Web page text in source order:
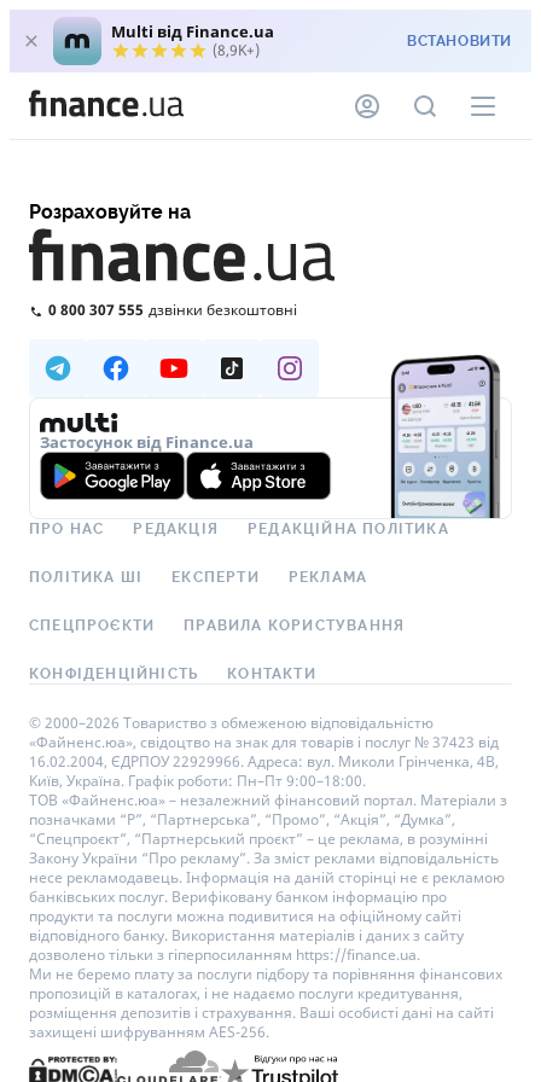
Multi від Finance.ua
(8,9K+) ВСТАНОВИТИ
Розраховуйте на
0 800 307 555 дзвінки безкоштовні
Застосунок від Finance.ua
ПРО НАС РЕДАКЦІЯ РЕДАКЦІЙНА ПОЛІТИКА
ПОЛІТИКА ШІ ЕКСПЕРТИ РЕКЛАМА
СПЕЦПРОЄКТИ ПРАВИЛА КОРИСТУВАННЯ
КОНФІДЕНЦІЙНІСТЬ КОНТАКТИ
© 2000–2026 Товариство з обмеженою відповідальністю
«Файненс.юа», свідоцтво на знак для товарів і послуг № 37423 від
16.02.2004, ЄДРПОУ 22929966. Адреса: вул. Миколи Грінченка, 4В,
Київ, Україна. Графік роботи: Пн–Пт 9:00–18:00.
ТОВ «Файненс.юа» – незалежний фінансовий портал. Матеріали з
позначками “Р”, “Партнерська”, “Промо”, “Акція”, “Думка”,
“Спецпроєкт”, “Партнерський проєкт” – це реклама, в розумінні
Закону України “Про рекламу”. За зміст реклами відповідальність
несе рекламодавець. Інформація на даній сторінці не є рекламою
банківських послуг. Верифіковану банком інформацію про
продукти та послуги можна подивитися на офіційному сайті
відповідного банку. Використання матеріалів і даних з сайту
дозволено тільки з гіперпосиланням https://finance.ua.
Ми не беремо плату за послуги підбору та порівняння фінансових
пропозицій в каталогах, і не надаємо послуги кредитування,
розміщення депозитів і страхування. Ваші особисті дані на сайті
захищені шифруванням AES-256.